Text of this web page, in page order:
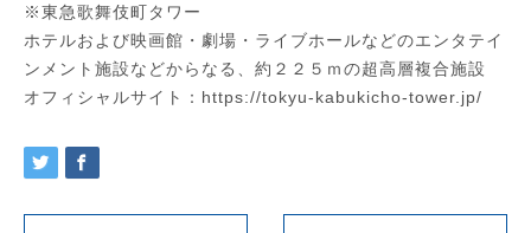
※東急歌舞伎町タワー
ホテルおよび映画館・劇場・ライブホールなどのエンタテイ
ンメント施設などからなる、約２２５ｍの超高層複合施設
オフィシャルサイト：https://tokyu-kabukicho-tower.jp/